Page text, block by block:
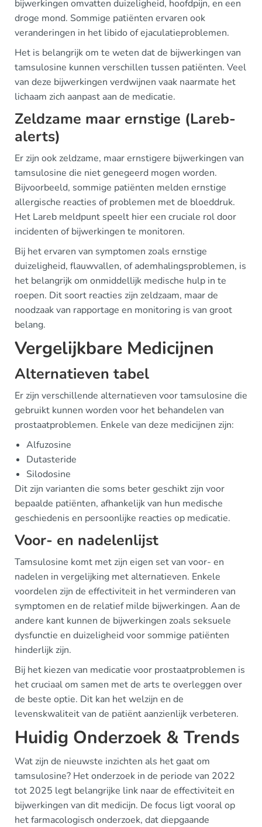
bijwerkingen omvatten duizeligheid, hoofdpijn, en een
droge mond. Sommige patiënten ervaren ook
veranderingen in het libido of ejaculatieproblemen.
Het is belangrijk om te weten dat de bijwerkingen van
tamsulosine kunnen verschillen tussen patiënten. Veel
van deze bijwerkingen verdwijnen vaak naarmate het
lichaam zich aanpast aan de medicatie.
Zeldzame maar ernstige (Lareb-
alerts)
Er zijn ook zeldzame, maar ernstigere bijwerkingen van
tamsulosine die niet genegeerd mogen worden.
Bijvoorbeeld, sommige patiënten melden ernstige
allergische reacties of problemen met de bloeddruk.
Het Lareb meldpunt speelt hier een cruciale rol door
incidenten of bijwerkingen te monitoren.
Bij het ervaren van symptomen zoals ernstige
duizeligheid, flauwvallen, of ademhalingsproblemen, is
het belangrijk om onmiddellijk medische hulp in te
roepen. Dit soort reacties zijn zeldzaam, maar de
noodzaak van rapportage en monitoring is van groot
belang.
Vergelijkbare Medicijnen
Alternatieven tabel
Er zijn verschillende alternatieven voor tamsulosine die
gebruikt kunnen worden voor het behandelen van
prostaatproblemen. Enkele van deze medicijnen zijn:
Alfuzosine
Dutasteride
Silodosine
Dit zijn varianten die soms beter geschikt zijn voor
bepaalde patiënten, afhankelijk van hun medische
geschiedenis en persoonlijke reacties op medicatie.
Voor- en nadelenlijst
Tamsulosine komt met zijn eigen set van voor- en
nadelen in vergelijking met alternatieven. Enkele
voordelen zijn de effectiviteit in het verminderen van
symptomen en de relatief milde bijwerkingen. Aan de
andere kant kunnen de bijwerkingen zoals seksuele
dysfunctie en duizeligheid voor sommige patiënten
hinderlijk zijn.
Bij het kiezen van medicatie voor prostaatproblemen is
het cruciaal om samen met de arts te overleggen over
de beste optie. Dit kan het welzijn en de
levenskwaliteit van de patiënt aanzienlijk verbeteren.
Huidig Onderzoek & Trends
Wat zijn de nieuwste inzichten als het gaat om
tamsulosine? Het onderzoek in de periode van 2022
tot 2025 legt belangrijke link naar de effectiviteit en
bijwerkingen van dit medicijn. De focus ligt vooral op
het farmacologisch onderzoek, dat diepgaande